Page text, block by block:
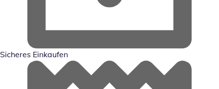
Sicheres Einkaufen